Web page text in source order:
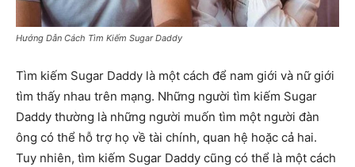
Hướng Dẫn Cách Tìm Kiếm Sugar Daddy
Tìm kiếm Sugar Daddy là một cách để nam giới và nữ giới
tìm thấy nhau trên mạng. Những người tìm kiếm Sugar
Daddy thường là những người muốn tìm một người đàn
ông có thể hỗ trợ họ về tài chính, quan hệ hoặc cả hai.
Tuy nhiên, tìm kiếm Sugar Daddy cũng có thể là một cách